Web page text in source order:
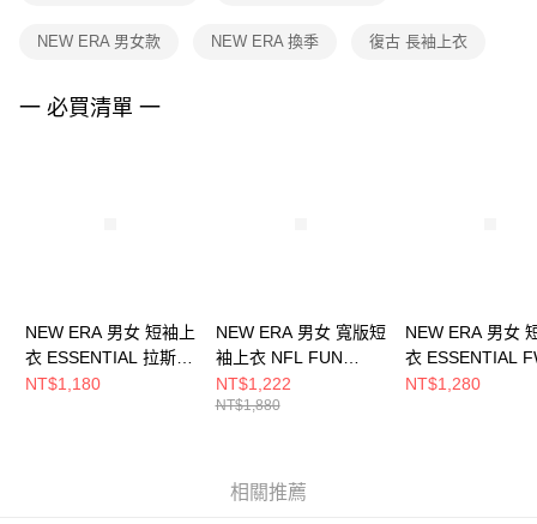
３．未成年的使用者請事先徵得法定代理人或監護人之同意方可使用
４．使用「AFTEE先享後付」時，將依據個別帳號之用戶狀況，依本公司即
NEW ERA 男女款 NEW ERA 換季 復古 長袖上衣
一 必買清單 一
NEW ERA 男女 短袖上
衣 ESSENTIAL 拉斯維
加斯突襲者
NT$1,180
NEW ERA 男女 寬版短
袖上衣 NFL FUN
GRAPHIC 拉斯維加斯
突襲者 黑
NT$1,222
NT$1,880
NEW ERA 男女
衣 ESSENTIAL
拉斯維加斯突襲
NT$1,280
相關推薦